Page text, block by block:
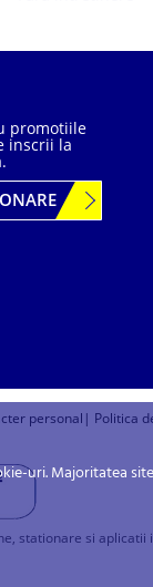
promotiile
inscrii la
personal | Politica
stationare si aplicatii
uri. Majoritatea